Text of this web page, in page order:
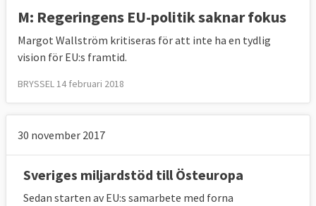
M: Regeringens EU-politik saknar fokus
Margot Wallström kritiseras för att inte ha en tydlig
vision för EU:s framtid.
BRYSSEL 14 februari 2018
30 november 2017
Sveriges miljardstöd till Östeuropa
Sedan starten av EU:s samarbete med forna